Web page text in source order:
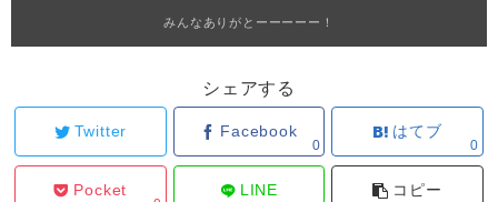
みんなありがとーーーーー！
シェアする
Twitter Facebook
0
はてブ
0
Pocket LINE コピー